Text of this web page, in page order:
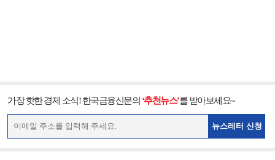
가장 핫한 경제 소식! 한국금융신문의 ‘추천뉴스’를 받아보세요~
뉴스레터 신청